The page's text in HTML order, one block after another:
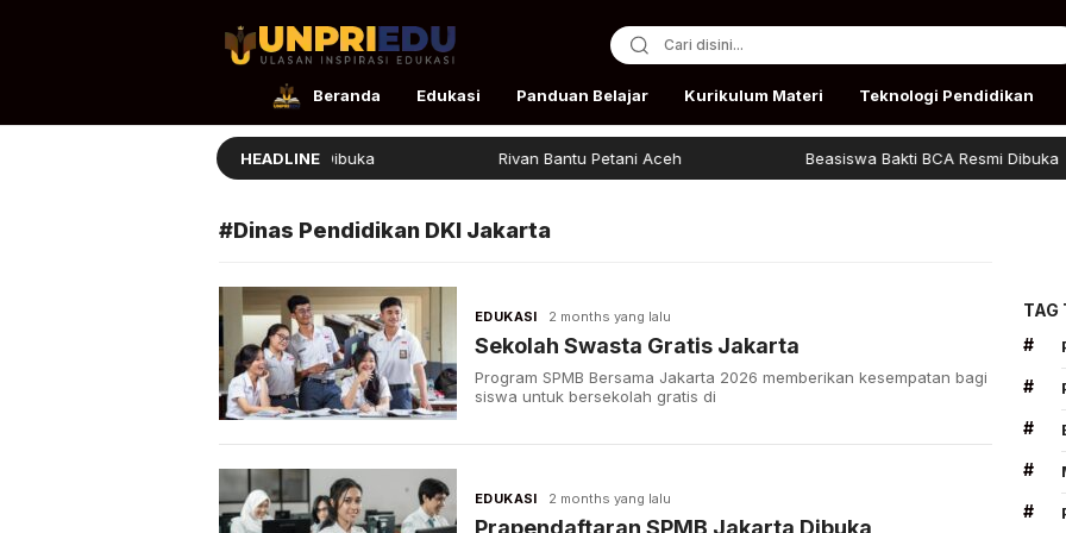
UnpriEdu
Ulasan Inspirasi Edukasi
Beranda Edukasi Panduan Belajar Kurikulum Materi Teknologi Pendidikan
HEADLINE
Beasiswa BSI Afirmasi Dibuka Rivan Bantu Petani Aceh Beasiswa Bakti BCA Resmi Dibuka
#Dinas Pendidikan DKI Jakarta
EDUKASI 2 months yang lalu
Sekolah Swasta Gratis Jakarta
Program SPMB Bersama Jakarta 2026 memberikan kesempatan bagi
siswa untuk bersekolah gratis di
EDUKASI 2 months yang lalu
Prapendaftaran SPMB Jakarta Dibuka
TAG
#
#
#
#
#